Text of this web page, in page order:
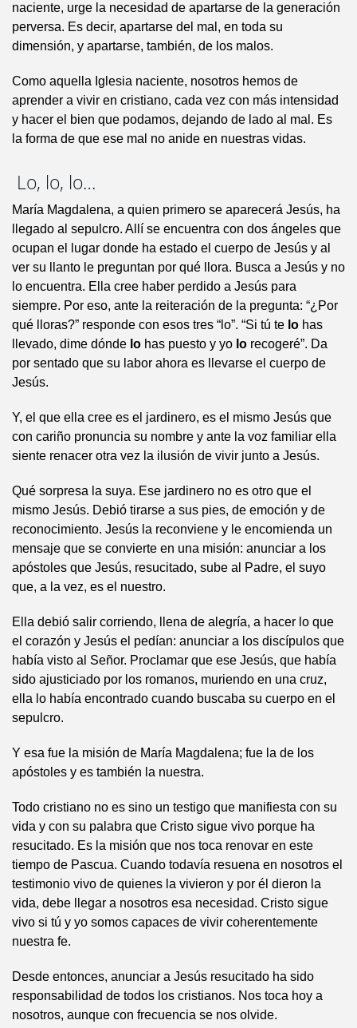
naciente, urge la necesidad de apartarse de la generación
perversa. Es decir, apartarse del mal, en toda su
dimensión, y apartarse, también, de los malos.
Como aquella Iglesia naciente, nosotros hemos de
aprender a vivir en cristiano, cada vez con más intensidad
y hacer el bien que podamos, dejando de lado al mal. Es
la forma de que ese mal no anide en nuestras vidas.
Lo, lo, lo…
María Magdalena, a quien primero se aparecerá Jesús, ha
llegado al sepulcro. Allí se encuentra con dos ángeles que
ocupan el lugar donde ha estado el cuerpo de Jesús y al
ver su llanto le preguntan por qué llora. Busca a Jesús y no
lo encuentra. Ella cree haber perdido a Jesús para
siempre. Por eso, ante la reiteración de la pregunta: “¿Por
qué lloras?” responde con esos tres “lo”. “Si tú te lo has
llevado, dime dónde lo has puesto y yo lo recogeré”. Da
por sentado que su labor ahora es llevarse el cuerpo de
Jesús.
Y, el que ella cree es el jardinero, es el mismo Jesús que
con cariño pronuncia su nombre y ante la voz familiar ella
siente renacer otra vez la ilusión de vivir junto a Jesús.
Qué sorpresa la suya. Ese jardinero no es otro que el
mismo Jesús. Debió tirarse a sus pies, de emoción y de
reconocimiento. Jesús la reconviene y le encomienda un
mensaje que se convierte en una misión: anunciar a los
apóstoles que Jesús, resucitado, sube al Padre, el suyo
que, a la vez, es el nuestro.
Ella debió salir corriendo, llena de alegría, a hacer lo que
el corazón y Jesús el pedían: anunciar a los discípulos que
había visto al Señor. Proclamar que ese Jesús, que había
sido ajusticiado por los romanos, muriendo en una cruz,
ella lo había encontrado cuando buscaba su cuerpo en el
sepulcro.
Y esa fue la misión de María Magdalena; fue la de los
apóstoles y es también la nuestra.
Todo cristiano no es sino un testigo que manifiesta con su
vida y con su palabra que Cristo sigue vivo porque ha
resucitado. Es la misión que nos toca renovar en este
tiempo de Pascua. Cuando todavía resuena en nosotros el
testimonio vivo de quienes la vivieron y por él dieron la
vida, debe llegar a nosotros esa necesidad. Cristo sigue
vivo si tú y yo somos capaces de vivir coherentemente
nuestra fe.
Desde entonces, anunciar a Jesús resucitado ha sido
responsabilidad de todos los cristianos. Nos toca hoy a
nosotros, aunque con frecuencia se nos olvide.